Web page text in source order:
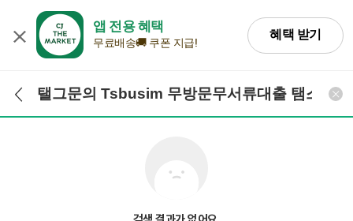
앱 전용 혜택
무료배송🚚 쿠폰 지급!
혜택 받기
검색어 입력 검